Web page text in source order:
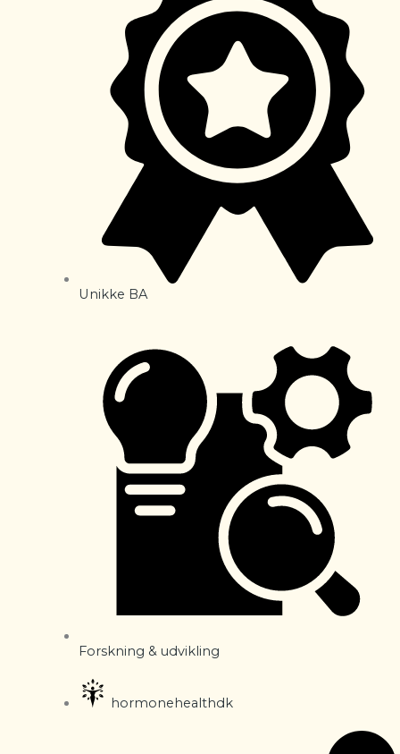
Unikke BA
Forskning & udvikling
hormonehealthdk